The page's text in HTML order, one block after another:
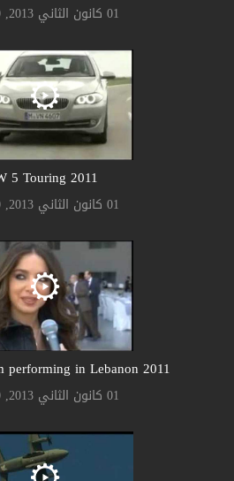
01 كانون الثاني 2013, 12:00 ص
2011 BMW 5 Touring
01 كانون الثاني 2013, 12:00 ص
2011 Breitling Jet Team performing in Lebanon
01 كانون الثاني 2013, 12:00 ص